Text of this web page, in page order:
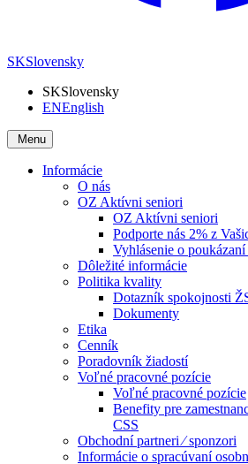
SKSlovensky
SKSlovensky
ENEnglish
Menu
Informácie
O nás
OZ Aktívni seniori
OZ Aktívni seniori
Podporte nás 2% z
Vyhlásenie o poukázaní
Dôležité informácie
Politika kvality
Dotazník spokojnosti
Dokumenty
Etika
Cenník
Poradovník žiadostí
Voľné pracovné pozície
Voľné pracovné pozície
Benefity pre
CSS
Obchodní partneri ⁄ sponzori
Informácie o spracúvaní